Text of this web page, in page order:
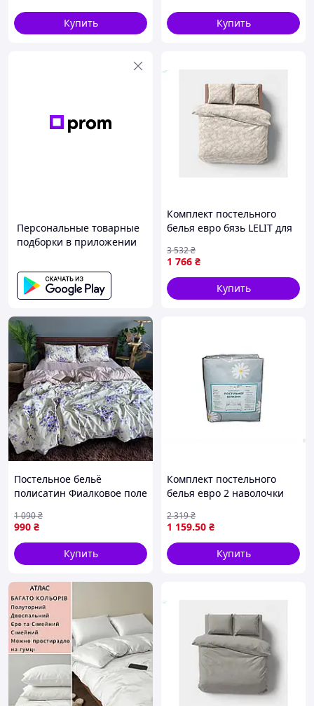
Купить
Купить
Персональные товарные
подборки в приложении
Комплект постельного
белья евро бязь LELIT для
гипоаллергенный
1 766 ₴
3 532₴
Купить
Постельное бельё
полисатин Фиалковое поле
(полуторный,двуспальный,евро,семейный)
990 ₴
1 090₴
Купить
Комплект постельного
белья евро 2 наволочки
комфортного сна ТМ
TIMETOSLEEP
1 159.50 ₴
2 319₴
Купить